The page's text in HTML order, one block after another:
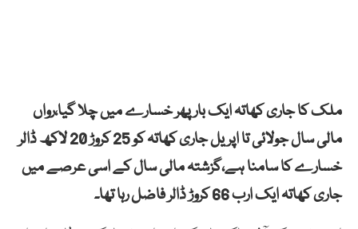
ملک کا جاری کھاتہ ایک بار پھر خسارے میں چلا گیا،رواں
مالی سال جولائی تا اپریل جاری کھاتہ کو 25 کروڑ 20 لاکھ ڈالر
خسارے کا سامنا ہے،گزشتہ مالی سال کے اسی عرصے میں
جاری کھاتہ ایک ارب 66 کروڑ ڈالر فاضل رہا تھا۔